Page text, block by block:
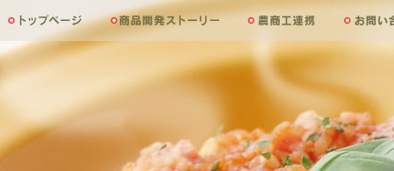
トップページ 商品開発ストーリー農商工連携